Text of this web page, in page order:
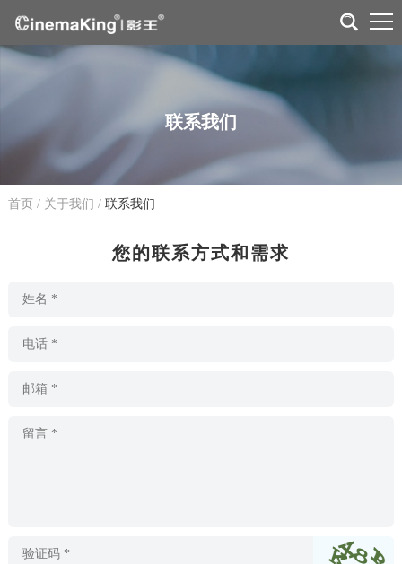
联系我们
首页 / 关于我们 / 联系我们
您的联系方式和需求